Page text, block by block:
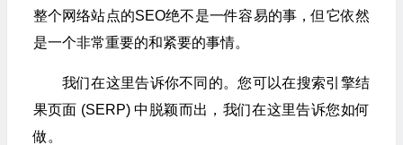
整个网络站点的SEO绝不是一件容易的事，但它依然
是一个非常重要的和紧要的事情。
我们在这里告诉你不同的。您可以在搜索引擎结
果页面 (SERP) 中脱颖而出，我们在这里告诉您如何
做。